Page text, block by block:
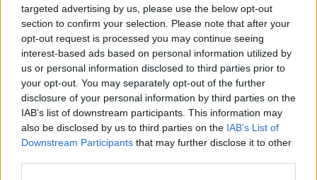
targeted advertising by us, please use the below opt-out
section to confirm your selection. Please note that after your
opt-out request is processed you may continue seeing
interest-based ads based on personal information utilized by
us or personal information disclosed to third parties prior to
your opt-out. You may separately opt-out of the further
disclosure of your personal information by third parties on the
IAB’s list of downstream participants. This information may
also be disclosed by us to third parties on the IAB’s List of
Downstream Participants that may further disclose it to other
A csapat és Tarja útjai az első demófelvétel
után kilenc évvel és hét albummal váltak el.
2005 októberében egy helsinki koncert után,
amelyen élőben rögzítették a később
sokatmondóvá vált End of an Era (Egy
korszak vége) című albumukat,
bekövetkezett, amit a rajongók legrosszabb
rémálmaikban sem hittek volna el. A többiek
egy nyílt levelet adtak át a Nightwish hangját
és arcát egyaránt megtestesítő